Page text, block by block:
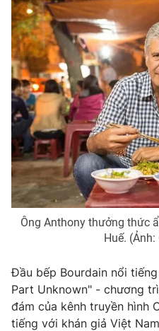
Hậu trường
Nhân vật
Khán giả
Giải sao mai
Điện ảnh
Âm nhạc
Sao
Đời sống
Du lịch
Làm đẹp
Chất lượng cuộc sống
Giáo dục
Tuyển sinh
Học trực tuyến
Công nghệ
Hitech Công nghệ tương lai
Sản phẩm
Thị trường
Tư vấn
Giao lưu trực tuyến
Lịch phát sóng
Emagazine
Photo
Ông Anthony thưởng thức
Huế.
Đầu bếp Bourdain nổi
Part Unknown" - chương
đám của kênh truyền hình
tiếng với khán giả Việt